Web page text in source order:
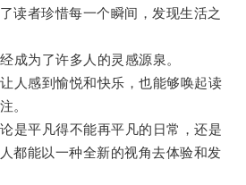
读者珍惜每一个瞬间，发现生活之
为了许多人的灵感源泉。
感到愉悦和快乐，也能够唤起读
。
平凡得不能再平凡的日常，还是
都能以一种全新的视角去体验和发